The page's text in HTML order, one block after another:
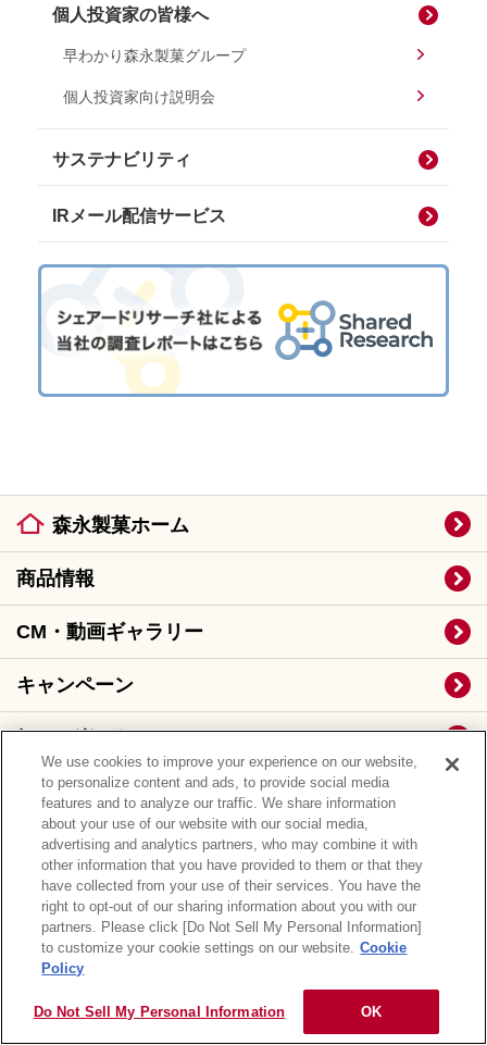
個人投資家の皆様へ
早わかり森永製菓グループ
個人投資家向け説明会
サステナビリティ
IRメール配信サービス
森永製菓ホーム
商品情報
CM・動画ギャラリー
キャンペーン
知る・楽しむ
サステナビリティ
企業情報
投資家情報（IR）
Q&A・お問い合わせ
Global
We use cookies to improve your experience on our website,
to personalize content and ads, to provide social media
features and to analyze our traffic. We share information
about your use of our website with our social media,
advertising and analytics partners, who may combine it with
other information that you have provided to them or that they
have collected from your use of their services. You have the
right to opt-out of our sharing information about you with our
partners. Please click [Do Not Sell My Personal Information]
to customize your cookie settings on our website. Cookie
Policy
Do Not Sell My Personal Information OK